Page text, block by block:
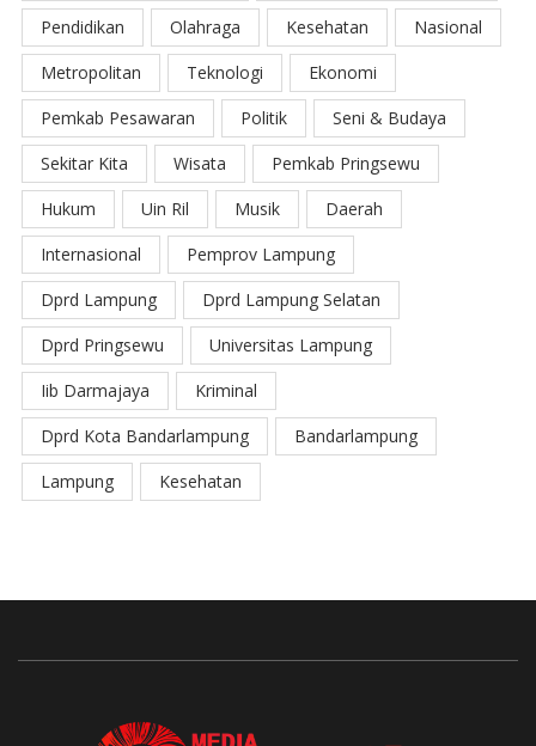
Pendidikan
Olahraga Kesehatan
Nasional
Metropolitan
Teknologi
Ekonomi
Pemkab Pesawaran
Politik
Seni & Budaya
Sekitar Kita
Wisata
Pemkab Pringsewu
Hukum
Uin Ril Musik
Daerah
Internasional
Pemprov Lampung
Dprd Lampung
Dprd Lampung Selatan
Dprd Pringsewu
Universitas Lampung
Iib Darmajaya
Kriminal
Dprd Kota Bandarlampung
Bandarlampung
Lampung
Kesehatan